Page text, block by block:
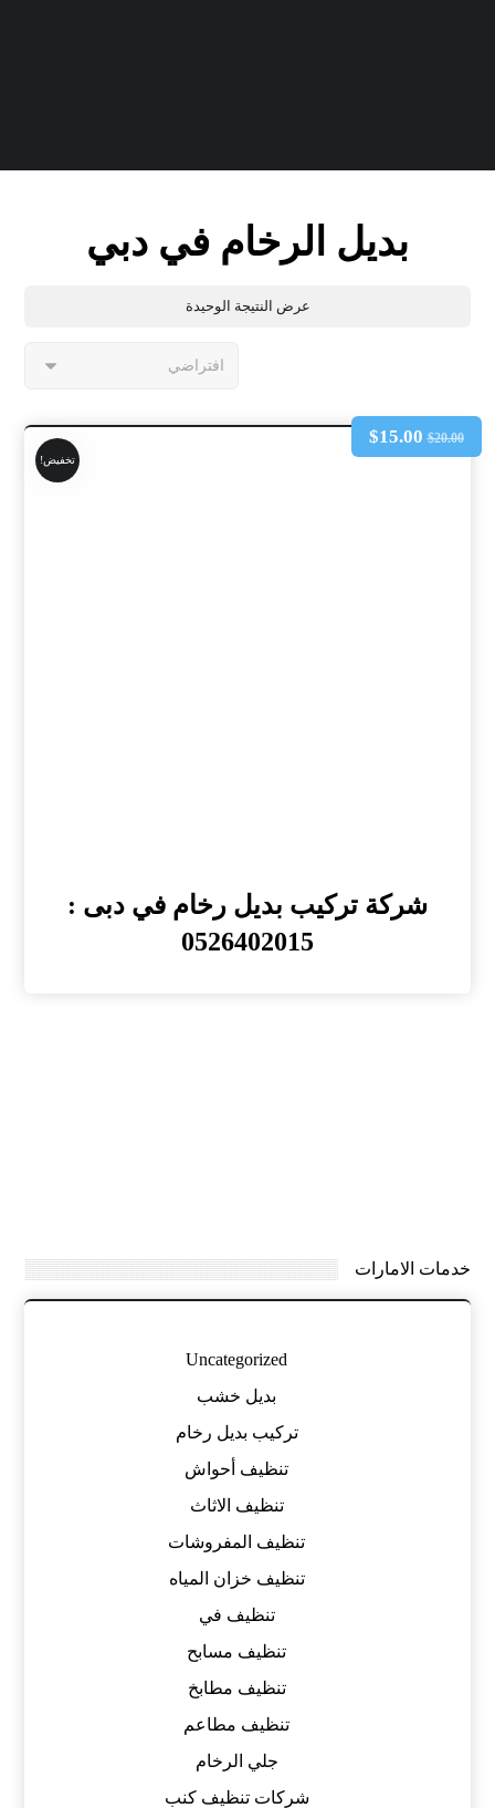
بديل الرخام في دبي
عرض النتيجة الوحيدة
تخفيض!
شركة تركيب بديل رخام في دبى :
0526402015
$20.00
$15.00
خدمات الامارات
Uncategorized
بديل خشب
تركيب بديل رخام
تنظيف أحواش
تنظيف الاثاث
تنظيف المفروشات
تنظيف خزان المياه
تنظيف في
تنظيف مسابح
تنظيف مطابخ
تنظيف مطاعم
جلي الرخام
شركات تنظيف كنب